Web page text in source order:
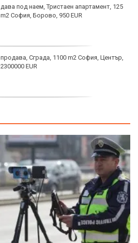
дава под наем, Тристаен апартамент, 125
m2 София, Борово, 950 EUR
продава, Сграда, 1100 m2 София, Център,
2300000 EUR